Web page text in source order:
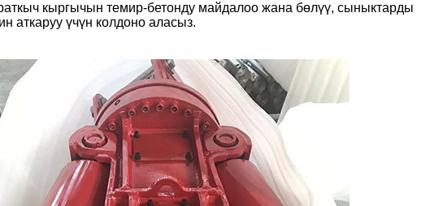
кыргычын темир-бетонду майдалоо жана бөлүү, сыныктарды
аткаруу үчүн колдоно аласыз.